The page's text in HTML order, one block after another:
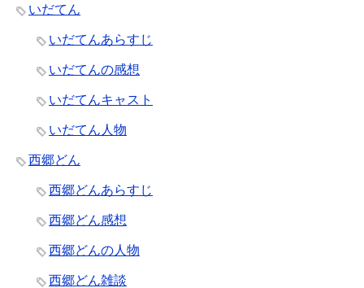
いだてん
いだてんあらすじ
いだてんの感想
いだてんキャスト
いだてん人物
西郷どん
西郷どんあらすじ
西郷どん感想
西郷どんの人物
西郷どん雑談